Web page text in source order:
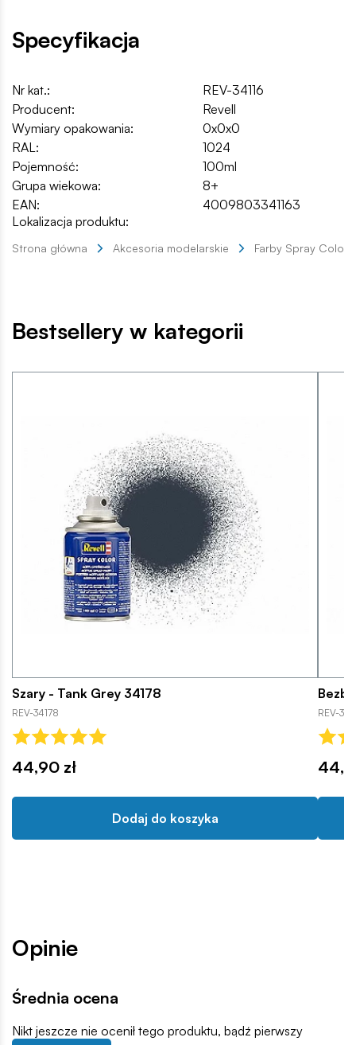
Specyfikacja
Nr kat.:
REV-34116
Producent:
Revell
Wymiary opakowania:
0x0x0
RAL:
1024
Pojemność:
100ml
Grupa wiekowa:
8+
EAN:
4009803341163
Lokalizacja produktu:
Strona główna Akcesoria modelarskie Farby Spray Color
Bestsellery w kategorii
Szary - Tank Grey 34178
REV-34178
44,90 zł
Dodaj do koszyka
REV-
Opinie
Średnia ocena
Nikt jeszcze nie ocenił tego produktu, bądź pierwszy